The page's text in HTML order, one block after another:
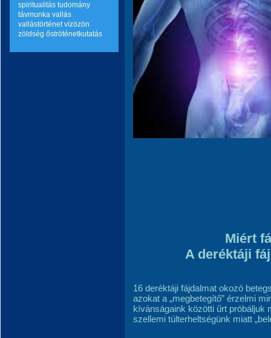
spiritualitás tudomány
távmunka vallás
vallástörténet vízözön
zöldség őströténetkutatás
Miért
A deréktáji
16 deréktáji fájdalmat okozó
azokat a „megbetegítő” érzelmi
kívánságaink közötti űrt próbáljuk
szellemi túlterheltségünk miatt